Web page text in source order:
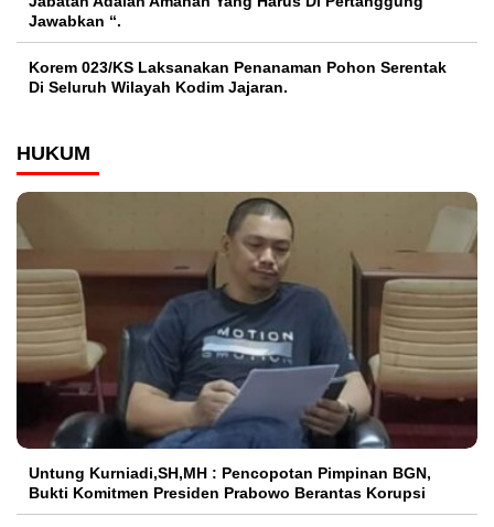
Jawabkan “.
Korem 023/KS Laksanakan Penanaman Pohon Serentak
Di Seluruh Wilayah Kodim Jajaran.
HUKUM
Untung Kurniadi,SH,MH : Pencopotan Pimpinan BGN,
Bukti Komitmen Presiden Prabowo Berantas Korupsi